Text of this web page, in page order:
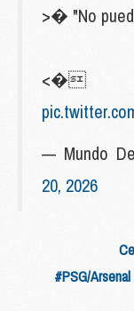
>� "No
— Mundo
20, 2026
#PSG/Arsenal